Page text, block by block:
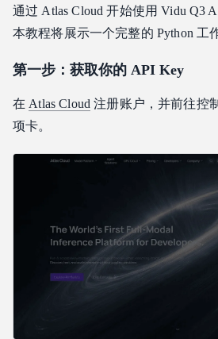
通过 Atlas Cloud 开始使用 Vidu Q3
本教程将展示一个完整的 Python 工
第一步：获取你的 API Key
在 Atlas Cloud 注册账户，并前往控
项卡。